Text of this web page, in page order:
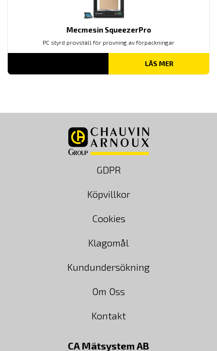
Mecmesin SqueezerPro
PC styrd provställ för provning av förpackningar
LÄS MER
GDPR
Köpvillkor
Cookies
Klagomål
Kundundersökning
Om Oss
Kontakt
CA Mätsystem AB